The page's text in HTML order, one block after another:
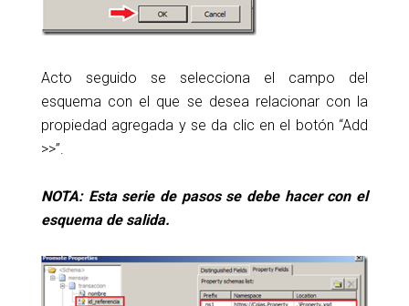
Acto seguido se selecciona el campo del
esquema con el que se desea relacionar con la
propiedad agregada y se da clic en el botón “Add
>>”.
NOTA: Esta serie de pasos se debe hacer con el
esquema de salida.